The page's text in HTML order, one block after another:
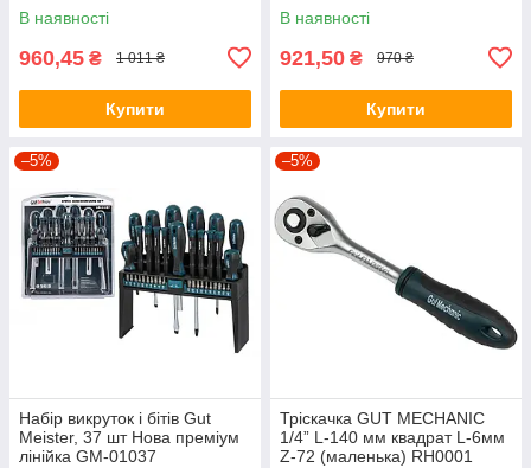
В наявності
960,45 ₴ 1 011 ₴
Купити
В наявності
921,50 ₴ 970 ₴
Купити
–5%
Набір викруток і бітів Gut
Meister, 37 шт Нова преміум
лінійка GM-01037
–5%
Тріскачка GUT MECHANIC
1/4” L-140 мм квадрат L-6мм
Z-72 (маленька) RH0001